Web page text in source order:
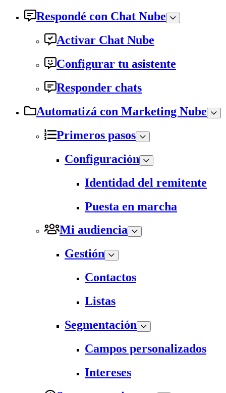
Respondé con Chat Nube
Activar Chat Nube
Configurar tu asistente
Responder chats
Automatizá con Marketing Nube
Primeros pasos
Configuración
Identidad del remitente
Puesta en marcha
Mi audiencia
Gestión
Contactos
Listas
Segmentación
Campos personalizados
Intereses